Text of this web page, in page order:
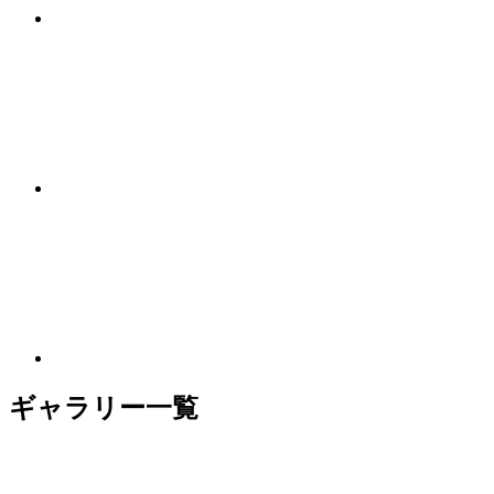
ギャラリー一覧